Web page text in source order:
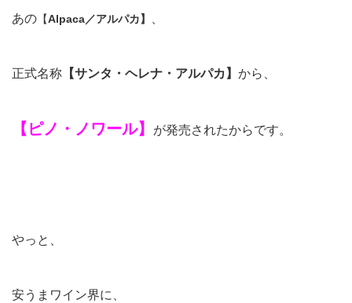
あの 【Alpaca／アルパカ】
正式名称 【サンタ・ヘレナ・アルパカ】 から、
【ピノ・ノワール】 が発売されたからです。
やっと、
安うまワイン界に、